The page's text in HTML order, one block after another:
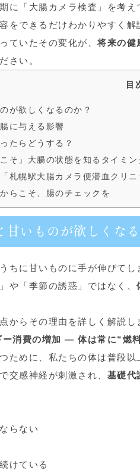
に「大腸カメラ検査」を考え
をできるだけわかりやすく解
ていたその変化が、将来の健
さい。
目
が欲しくなるのか？
に与える影響
たらどうする？
そ」大腸の状態を知るタイミン
札幌駅大腸カメラ便潜血クリニ
らこそ、腸のチェックを
甘いものが欲しくな
ちに甘いものに手が伸びてし
や「季節の誘惑」ではなく、
からその理由を詳しく解説し
消費の増加 ― 体は常に“燃
ために、私たちの体は普段以
交感神経が刺激され、 基礎代
らない
けている